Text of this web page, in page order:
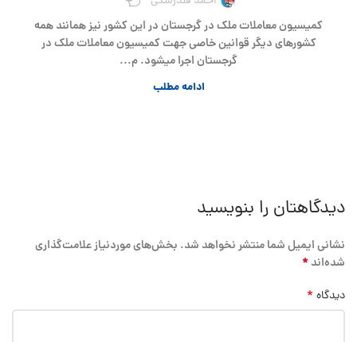
کمیسیون معاملات ملک در گرجستان در این کشور نیز همانند همه
کشورهای دیگر قوانین خاصی جهت کمیسیون معاملات ملک در
گرجستان اجرا میشود. م...
ادامه مطلب
دیدگاهتان را بنویسید
نشانی ایمیل شما منتشر نخواهد شد. بخش‌های موردنیاز علامت‌گذاری
شده‌اند*
دیدگاه *